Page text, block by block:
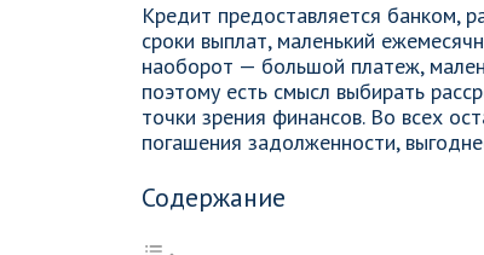
Кредит предоставляется банком,
сроки выплат, маленький
наоборот — большой платеж,
поэтому есть смысл выбирать
точки зрения финансов. Во всех
погашения задолженности,
Содержание